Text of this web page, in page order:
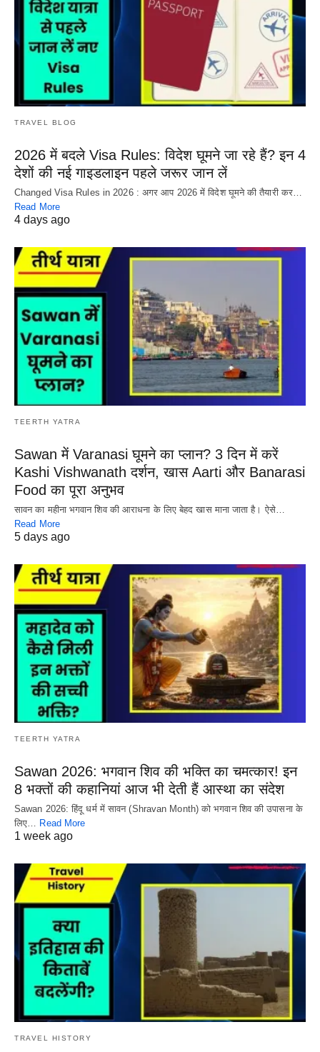
TRAVEL BLOG
2026 में बदले Visa Rules: विदेश घूमने जा रहे हैं? इन 4
देशों की नई गाइडलाइन पहले जरूर जान लें
Changed Visa Rules in 2026 : अगर आप 2026 में विदेश घूमने की तैयारी कर…
Read More
4 days ago
TEERTH YATRA
Sawan में Varanasi घूमने का प्लान? 3 दिन में करें
Kashi Vishwanath दर्शन, खास Aarti और Banarasi
Food का पूरा अनुभव
सावन का महीना भगवान शिव की आराधना के लिए बेहद खास माना जाता है। ऐसे…
Read More
5 days ago
TEERTH YATRA
Sawan 2026: भगवान शिव की भक्ति का चमत्कार! इन
8 भक्तों की कहानियां आज भी देती हैं आस्था का संदेश
Sawan 2026: हिंदू धर्म में सावन (Shravan Month) को भगवान शिव की उपासना के
लिए…
Read More
1 week ago
TRAVEL HISTORY